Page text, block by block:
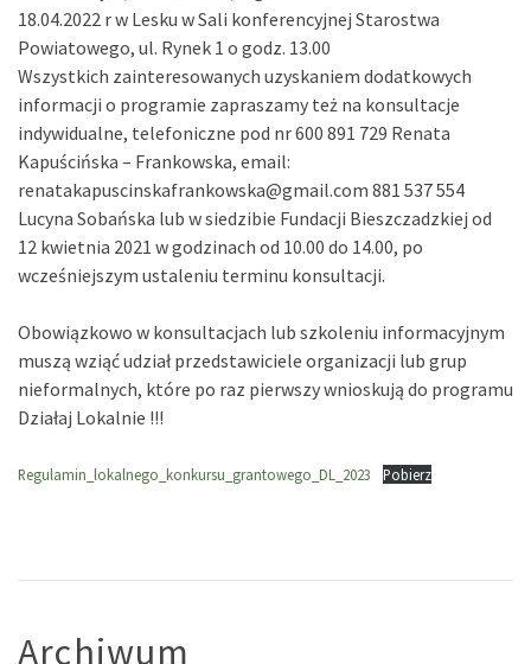
18.04.2022 r w Lesku w Sali konferencyjnej Starostwa
Powiatowego, ul. Rynek 1 o godz. 13.00
Wszystkich zainteresowanych uzyskaniem dodatkowych
informacji o programie zapraszamy też na konsultacje
indywidualne, telefoniczne pod nr 600 891 729 Renata
Kapuścińska – Frankowska, email:
renatakapuscinskafrankowska@gmail.com 881 537 554
Lucyna Sobańska lub w siedzibie Fundacji Bieszczadzkiej od
12 kwietnia 2021 w godzinach od 10.00 do 14.00, po
wcześniejszym ustaleniu terminu konsultacji.
Obowiązkowo w konsultacjach lub szkoleniu informacyjnym
muszą wziąć udział przedstawiciele organizacji lub grup
nieformalnych, które po raz pierwszy wnioskują do programu
Działaj Lokalnie !!!
Regulamin_lokalnego_konkursu_grantowego_DL_2023 Pobierz
Archiwum